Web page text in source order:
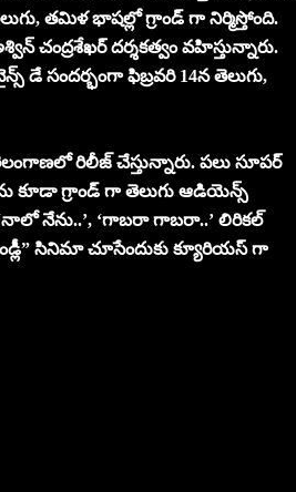
తమిళ భాషల్లో గ్రాండ్ గా నిర్మిస్తోంది.
చంద్రశేఖర్ దర్శకత్వం వహిస్తున్నారు.
డే సందర్భంగా ఫిబ్రవరి 14న తెలుగు,
రిలీజ్ చేస్తున్నారు. పలు సూపర్
కూడా గ్రాండ్ గా తెలుగు ఆడియెన్స్
నేను..’, ‘గాబరా గాబరా..’ లిరికల్
సినిమా చూసేందుకు క్యూరియస్ గా